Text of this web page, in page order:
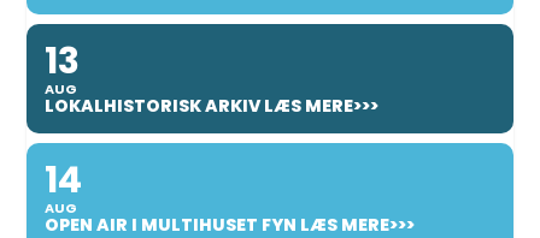
13
AUG
LOKALHISTORISK ARKIV LÆS MERE>>>
14
AUG
OPEN AIR I MULTIHUSET FYN LÆS MERE>>>